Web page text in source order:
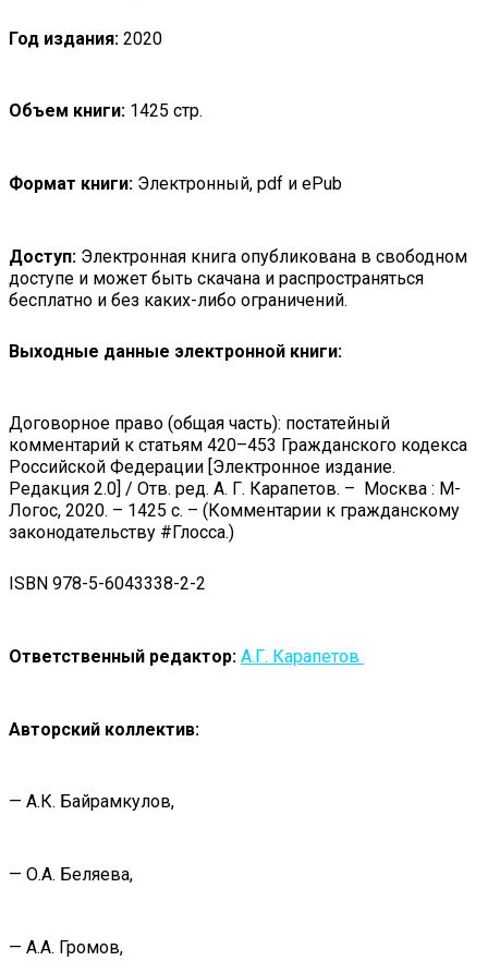
Год издания: 2020
Объем книги: 1425 стр.
Формат книги: Электронный, pdf и ePub
Доступ: Электронная книга опубликована в свободном
доступе и может быть скачана и распространяться
бесплатно и без каких-либо ограничений.
Выходные данные электронной книги:
Договорное право (общая часть): постатейный
комментарий к статьям 420–453 Гражданского кодекса
Российской Федерации [Электронное издание.
Редакция 2.0] / Отв. ред. А. Г. Карапетов. – Москва : М-
Логос, 2020. – 1425 с. – (Комментарии к гражданскому
законодательству #Глосса.)
ISBN 978-5-6043338-2-2
Ответственный редактор: А.Г. Карапетов
Авторский коллектив:
— А.К. Байрамкулов,
— О.А. Беляева,
— А.А. Громов,